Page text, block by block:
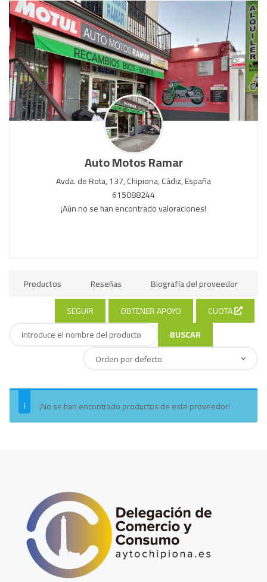
Auto Motos Ramar
Avda. de Rota, 137,Chipiona,Cádiz,España
615088244
¡Aún no se han encontrado valoraciones!
Productos Reseñas
Biografía del proveedor
CUOTA
OBTENER APOYO
SEGUIR
¡No se han encontrado productos de este proveedor!